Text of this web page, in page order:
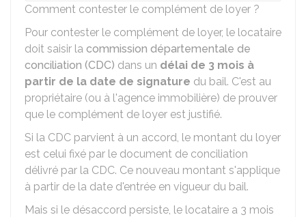
Comment contester le complément de loyer ?
Pour contester le complément de loyer, le locataire
doit saisir la commission départementale de
conciliation (CDC) dans un délai de 3 mois à
partir de la date de signature du bail. C'est au
propriétaire (ou à l'agence immobilière) de prouver
que le complément de loyer est justifié.
Si la CDC parvient à un accord, le montant du loyer
est celui fixé par le document de conciliation
délivré par la CDC. Ce nouveau montant s'applique
à partir de la date d'entrée en vigueur du bail.
Mais si le désaccord persiste, le locataire a 3 mois